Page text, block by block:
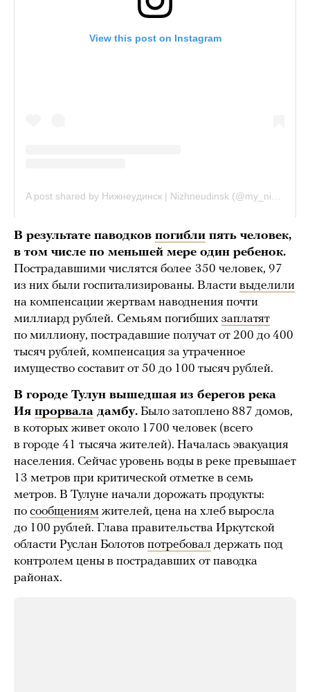
В результате паводков погибли пять человек,
в том числе по меньшей мере один ребенок.
Пострадавшими числятся более 350 человек, 97
из них были госпитализированы. Власти выделили
на компенсации жертвам наводнения почти
миллиард рублей. Семьям погибших заплатят
по миллиону, пострадавшие получат от 200 до 400
тысяч рублей, компенсация за утраченное
имущество составит от 50 до 100 тысяч рублей.
В городе Тулун вышедшая из берегов река
Ия прорвала дамбу. Было затоплено 887 домов,
в которых живет около 1700 человек (всего
в городе 41 тысяча жителей). Началась эвакуация
населения. Сейчас уровень воды в реке превышает
13 метров при критической отметке в семь
метров. В Тулуне начали дорожать продукты:
по сообщениям жителей, цена на хлеб выросла
до 100 рублей. Глава правительства Иркутской
области Руслан Болотов потребовал держать под
контролем цены в пострадавших от паводка
районах.